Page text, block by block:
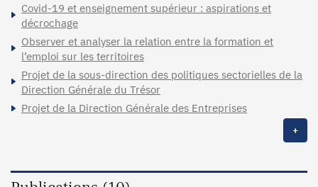
Covid-19 et enseignement supérieur : aspirations et
décrochage
Observer et analyser la relation entre la formation et
l’emploi sur les territoires
Projet de la sous-direction des politiques sectorielles de la
Direction Générale du Trésor
Projet de la Direction Générale des Entreprises
+